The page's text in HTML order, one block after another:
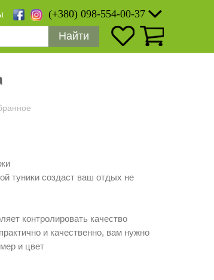
(+380) 098-554-00-37
Найти
туники создаст ваш отдых не
контролировать качество
и качественно, вам нужно
и цвет